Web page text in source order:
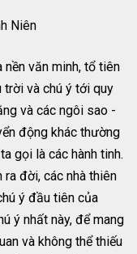
Niên
văn minh, tổ tiên
trời và chú ý tới quy
và các ngôi sao -
động khác thường
gọi là các hành tinh.
đời, các nhà thiên
ý đầu tiên của
ý nhất này, để mang
và không thể thiếu